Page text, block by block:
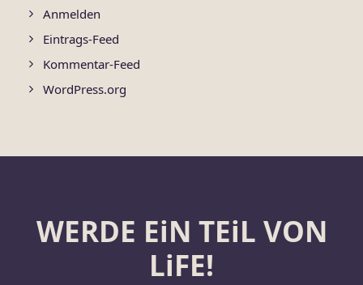
Anmelden
Eintrags-Feed
Kommentar-Feed
WordPress.org
WERDE EiN TEiL VON
LiFE!